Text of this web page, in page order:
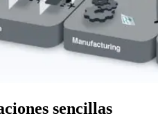
sencillas